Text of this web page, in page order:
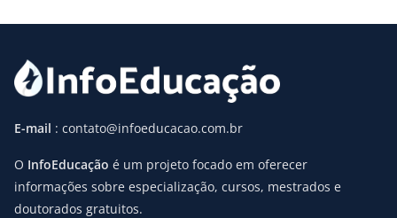
E-mail : contato@infoeducacao.com.br
O InfoEducação é um projeto focado em oferecer
informações sobre especialização, cursos, mestrados e
doutorados gratuitos.